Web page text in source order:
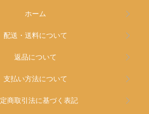
ホーム
配送・送料について
返品について
支払い方法について
商取引法に基づく表記